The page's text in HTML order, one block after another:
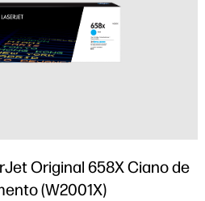
Original 658X Ciano de
(W2001X)